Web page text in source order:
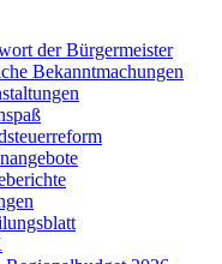
der Bürgermeister
Bekanntmachungen